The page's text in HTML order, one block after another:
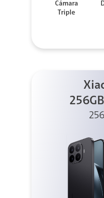
Cámara
Triple
+